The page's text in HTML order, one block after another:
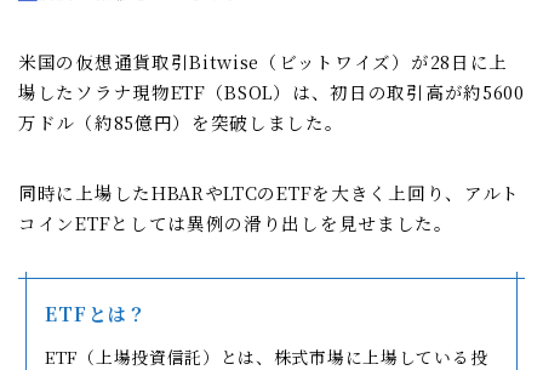
米国の仮想通貨取引Bitwise（ビットワイズ）が28日に上
場したソラナ現物ETF（BSOL）は、初日の取引高が約5600
万ドル（約85億円）を突破しました。
同時に上場したHBARやLTCのETFを大きく上回り、アルト
コインETFとしては異例の滑り出しを見せました。
ETFとは？
ETF（上場投資信託）とは、株式市場に上場している投